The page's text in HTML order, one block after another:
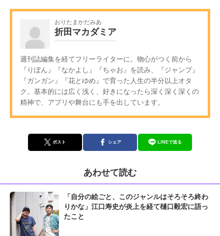
おりたまかだみあ
折田マカダミア
週刊誌編集を経てフリーライターに。物心がつく前から
『りぼん』『なかよし』『ちゃお』を読み、『ジャンプ』
『ガンガン』『花とゆめ』で育った人生の半分以上オタ
ク。基本的には広く浅く、好きになったら深く深く深くの
精神で、アプリや舞台にも手を出しています。
ポスト シェア LINEで送る
あわせて読む
「自分の絵ごと、このジャンルはそろそろ終わ
りかな」江口寿史が炎上を経て樋口毅宏に語っ
たこと